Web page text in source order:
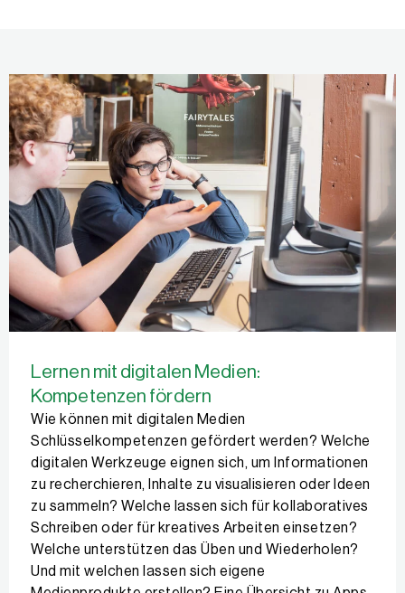
Lernen mit digitalen Medien:
Kompetenzen fördern
Wie können mit digitalen Medien
Schlüsselkompetenzen gefördert werden? Welche
digitalen Werkzeuge eignen sich, um Informationen
zu recherchieren, Inhalte zu visualisieren oder Ideen
zu sammeln? Welche lassen sich für kollaboratives
Schreiben oder für kreatives Arbeiten einsetzen?
Welche unterstützen das Üben und Wiederholen?
Und mit welchen lassen sich eigene